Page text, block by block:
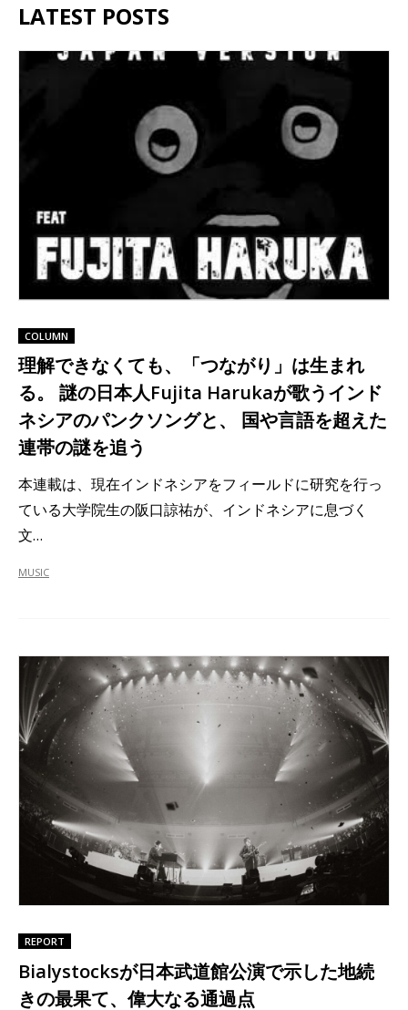
LATEST POSTS
COLUMN
理解できなくても、「つながり」は生まれ
る。 謎の日本人Fujita Harukaが歌うインド
ネシアのパンクソングと、 国や言語を超えた
連帯の謎を追う
本連載は、現在インドネシアをフィールドに研究を行っ
ている大学院生の阪口諒祐が、インドネシアに息づく
文…
MUSIC
REPORT
Bialystocksが日本武道館公演で示した地続
きの最果て、偉大なる通過点